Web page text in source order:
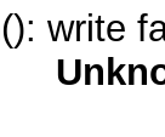
write